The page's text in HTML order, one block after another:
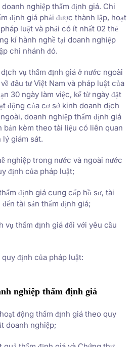
nghiệp thẩm định giá. Chi
định giá phải được thành lập, hoạt
luật và phải có ít nhất 02 thẻ
kí hành nghề tại doanh nghiệp
chi nhánh đó.
vụ thẩm định giá ở nước ngoài
đâu tư Việt Nam và pháp luật của
30 ngày làm việc, kể từ ngày đặt
động của cơ sở kinh doanh dịch
doanh nghiệp thẩm định giá
bản kèm theo tài liệu có liên quan
lý giám sát.
nghiệp trong nước và ngoài nước
định của pháp luật;
định giá cung cấp hồ sơ, tài
tài sản thẩm định giá;
vụ thẩm định giá đối với yêu cầu
định của pháp luật:
nghiệp thẩm định giá
động thẩm định giá theo quy
doanh nghiệp;